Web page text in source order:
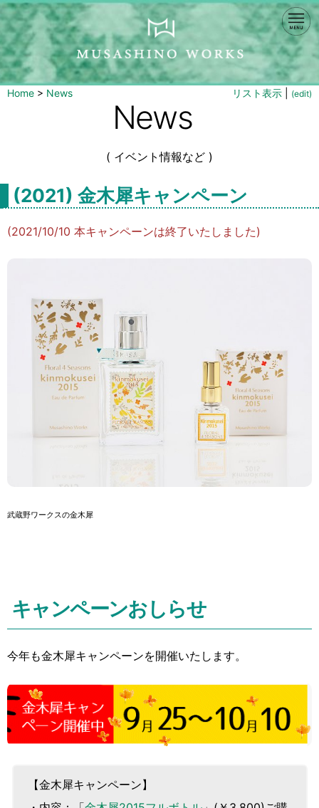
Home > News リスト表示 (edit)
News
( イベント情報など )
(2021) 金木犀キャンペーン
(2021/10/10 本キャンペーンは終了いたしました)
武蔵野ワークスの金木犀
キャンペーンおしらせ
今年も金木犀キャンペーンを開催いたします。
【金木犀キャンペーン】